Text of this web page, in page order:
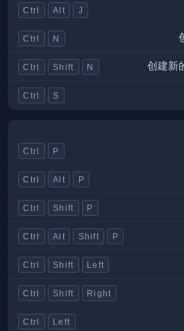
Ctrl Alt J
Ctrl N
Ctrl Shift N 创建新
Ctrl S
Ctrl P
Ctrl Alt P
Ctrl Shift P
Ctrl Alt Shift P
Ctrl Shift Left
Ctrl Shift Right
Ctrl Left